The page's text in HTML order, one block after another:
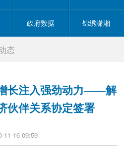
政府数据 锦绣潇湘
态
长注入强劲动力——解
伙伴关系协定签署
11-16 09:59